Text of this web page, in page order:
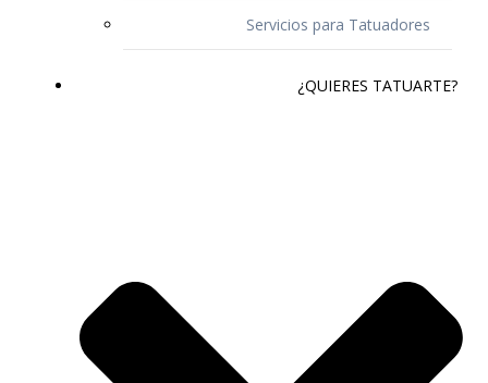
Servicios para Tatuadores
¿QUIERES TATUARTE?